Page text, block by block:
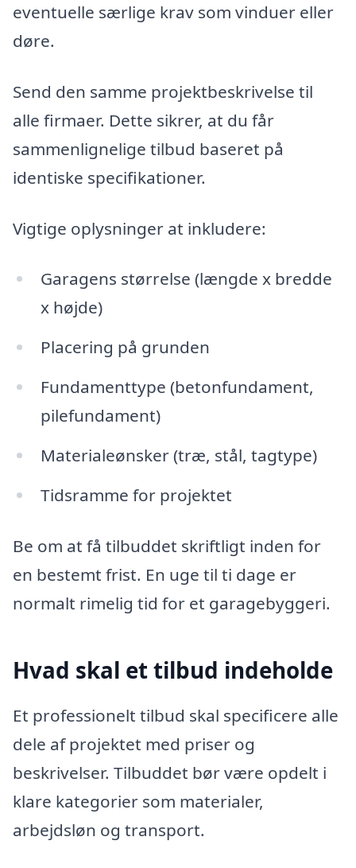
eventuelle særlige krav som vinduer eller
døre.
Send den samme projektbeskrivelse til
alle firmaer. Dette sikrer, at du får
sammenlignelige tilbud baseret på
identiske specifikationer.
Vigtige oplysninger at inkludere:
Garagens størrelse (længde x bredde
x højde)
Placering på grunden
Fundamenttype (betonfundament,
pilefundament)
Materialeønsker (træ, stål, tagtype)
Tidsramme for projektet
Be om at få tilbuddet skriftligt inden for
en bestemt frist. En uge til ti dage er
normalt rimelig tid for et garagebyggeri.
Hvad skal et tilbud indeholde
Et professionelt tilbud skal specificere alle
dele af projektet med priser og
beskrivelser. Tilbuddet bør være opdelt i
klare kategorier som materialer,
arbejdsløn og transport.